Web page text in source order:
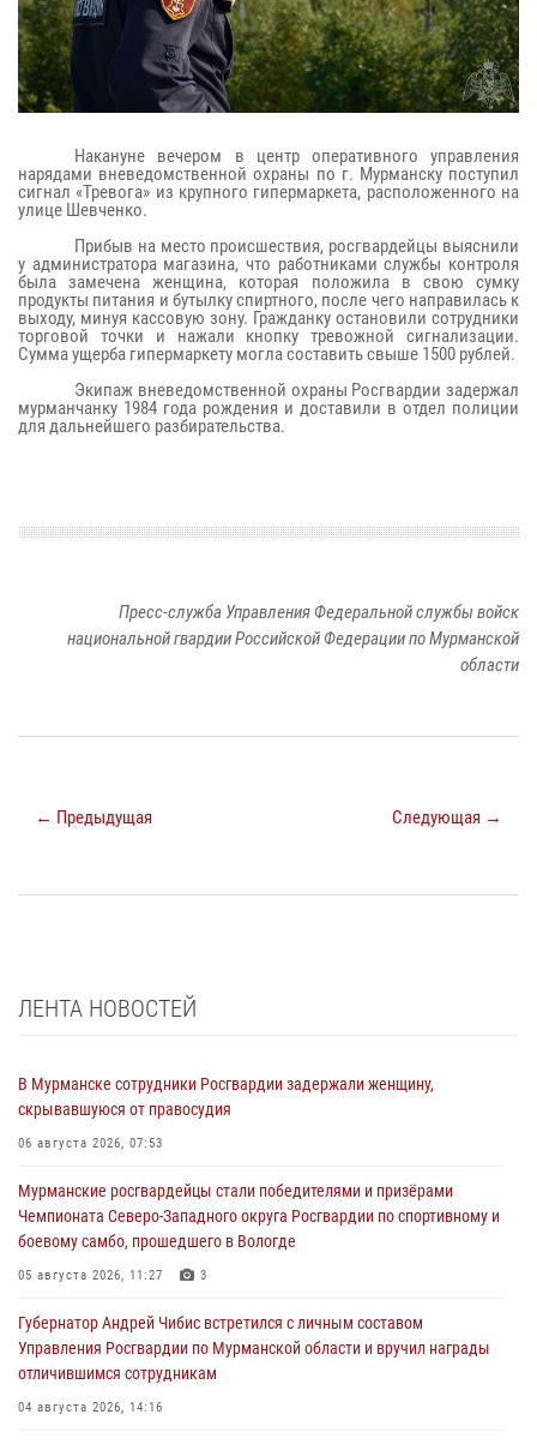
Накануне вечером в центр оперативного управления
нарядами вневедомственной охраны по г. Мурманску поступил
сигнал «Тревога» из крупного гипермаркета, расположенного на
улице Шевченко.
Прибыв на место происшествия, росгвардейцы выяснили
у администратора магазина, что работниками службы контроля
была замечена женщина, которая положила в свою сумку
продукты питания и бутылку спиртного, после чего направилась к
выходу, минуя кассовую зону. Гражданку остановили сотрудники
торговой точки и нажали кнопку тревожной сигнализации.
Сумма ущерба гипермаркету могла составить свыше 1500 рублей.
Экипаж вневедомственной охраны Росгвардии задержал
мурманчанку 1984 года рождения и доставили в отдел полиции
для дальнейшего разбирательства.
Пресс-служба Управления Федеральной службы войск
национальной гвардии Российской Федерации по Мурманской
области
← Предыдущая Следующая →
ЛЕНТА НОВОСТЕЙ
В Мурманске сотрудники Росгвардии задержали женщину,
скрывавшуюся от правосудия
06 августа 2026, 07:53
Мурманские росгвардейцы стали победителями и призёрами
Чемпионата Северо-Западного округа Росгвардии по спортивному и
боевому самбо, прошедшего в Вологде
05 августа 2026, 11:27 3
Губернатор Андрей Чибис встретился с личным составом
Управления Росгвардии по Мурманской области и вручил награды
отличившимся сотрудникам
04 августа 2026, 14:16